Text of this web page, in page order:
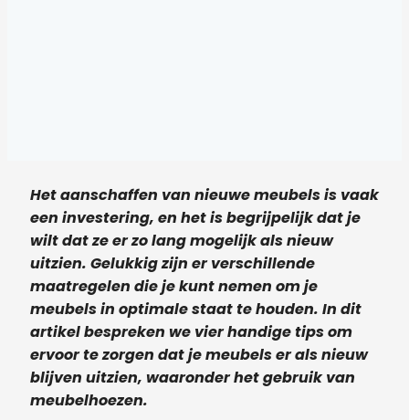
Het aanschaffen van nieuwe meubels is vaak
een investering, en het is begrijpelijk dat je
wilt dat ze er zo lang mogelijk als nieuw
uitzien. Gelukkig zijn er verschillende
maatregelen die je kunt nemen om je
meubels in optimale staat te houden. In dit
artikel bespreken we vier handige tips om
ervoor te zorgen dat je meubels er als nieuw
blijven uitzien, waaronder het gebruik van
meubelhoezen.